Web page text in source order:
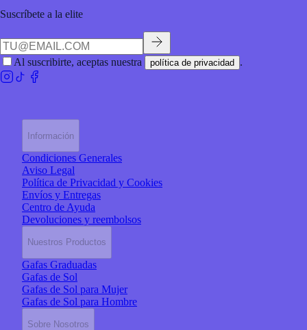
Suscríbete a la elite
Al suscribirte, aceptas nuestra política de privacidad .
Información
Condiciones Generales
Aviso Legal
Política de Privacidad y Cookies
Envíos y Entregas
Centro de Ayuda
Devoluciones y reembolsos
Nuestros Productos
Gafas Graduadas
Gafas de Sol
Gafas de Sol para Mujer
Gafas de Sol para Hombre
Sobre Nosotros